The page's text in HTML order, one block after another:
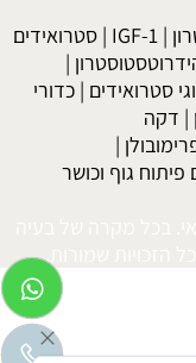
|
IGF-1
|סטרואידים
|
סטרואידים | כדורי
| דקה
|
פיתוח גוף וכושר
בכל מקרה של בעיה
שמורות.